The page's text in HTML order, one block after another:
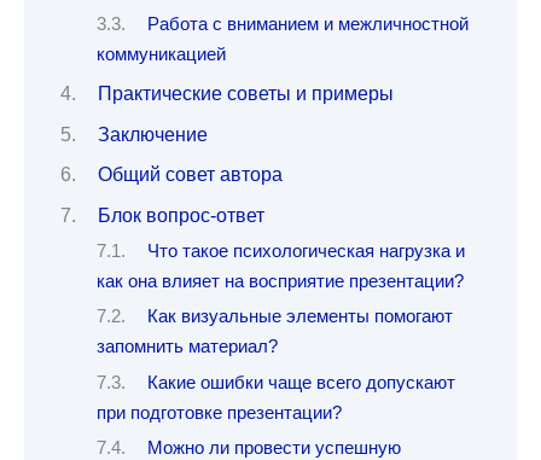
Работа с вниманием и межличностной
коммуникацией
Практические советы и примеры
Заключение
Общий совет автора
Блок вопрос-ответ
Что такое психологическая нагрузка и
как она влияет на восприятие презентации?
Как визуальные элементы помогают
запомнить материал?
Какие ошибки чаще всего допускают
при подготовке презентации?
Можно ли провести успешную